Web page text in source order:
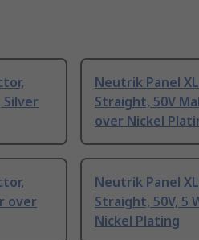
Silver
Neutrik Panel
Straight, 50V
over Nickel
over
Neutrik Panel
Straight, 50V, 5
Nickel Plating